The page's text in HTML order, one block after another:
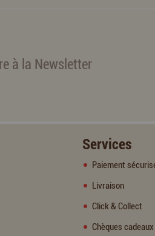
à la Newsletter
Services
Paiement
Livraison
Click & Collect
Chèques cadeaux